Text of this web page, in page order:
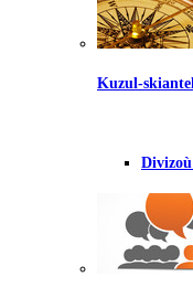
Kuzul-skiantel